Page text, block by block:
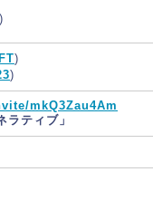
)
)
)
mkQ3Zau4Am
ラティブ」